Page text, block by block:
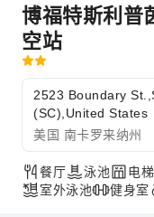
博福特斯利普
空站
2523 Boundary
(SC),United States
美国 南卡罗来纳州
餐厅 泳池 电梯
室外泳池
健身室